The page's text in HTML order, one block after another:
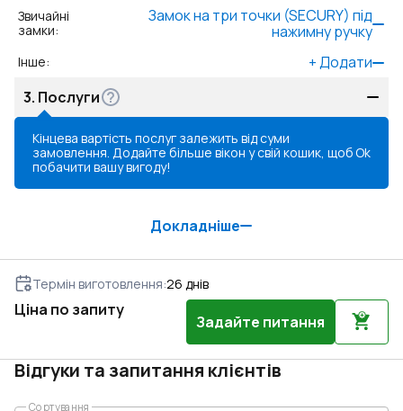
Звичайні
замки:
Замок на три точки (SECURY) під
нажимну ручку
Інше: +Додати
3. Послуги
Кінцева вартість послуг залежить від суми
замовлення. Додайте більше вікон у свій кошик, щоб
побачити вашу вигоду!
Ok
Докладніше
Термін виготовлення:26 днів
Ціна по запиту
Задайте питання
Відгуки та запитання клієнтів
Сортування